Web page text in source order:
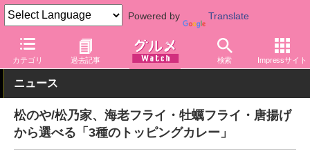
Powered by Translate
カテゴリ 過去記事 検索 Impressサイト
グルメ Watch 店舗 丼もの 松屋
ニュース
松のや/松乃家、海老フライ・牡蠣フライ・唐揚げ
から選べる「3種のトッピングカレー」